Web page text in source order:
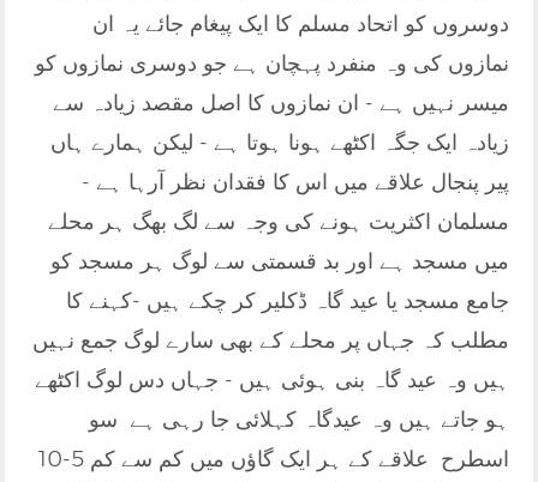
دوسروں کو اتحاد مسلم کا ایک پیغام جائے یہ ان
نمازوں کی وہ منفرد پہچان ہے جو دوسری نمازوں کو
میسر نہیں ہے - ان نمازوں کا اصل مقصد زیادہ سے
زیادہ ایک جگہ اکٹھے ہونا ہوتا ہے - لیکن ہمارے ہاں
پیر پنجال علاقے میں اس کا فقدان نظر آرہا ہے -
مسلمان اکثریت ہونے کی وجہ سے لگ بھگ ہر محلے
میں مسجد ہے اور بد قسمتی سے لوگ ہر مسجد کو
جامع مسجد یا عید گاہ ڈکلیر کر چکے ہیں -کہنے کا
مطلب کہ جہاں پر محلے کے بھی سارے لوگ جمع نہیں
ہیں وہ عید گاہ بنی ہوئی ہیں - جہاں دس لوگ اکٹھے
ہو جاتے ہیں وہ عیدگاہ کہلائی جا رہی ہے سو
اسطرح علاقے کے ہر ایک گاؤں میں کم سے کم 5-10